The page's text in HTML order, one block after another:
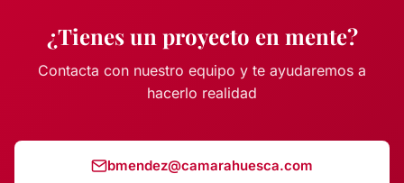
¿Tienes un proyecto en mente?
Contacta con nuestro equipo y te ayudaremos a
hacerlo realidad
bmendez@camarahuesca.com